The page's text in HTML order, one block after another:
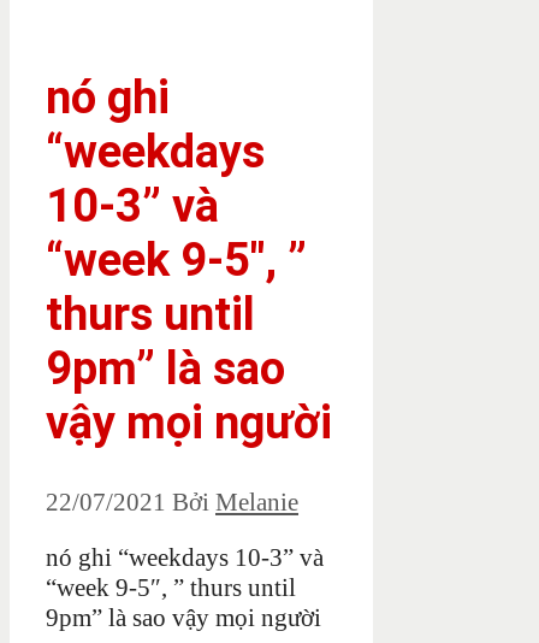
nó ghi
“weekdays
10-3” và
“week 9-5″, ”
thurs until
9pm” là sao
vậy mọi người
22/07/2021 Bởi Melanie
nó ghi “weekdays 10-3” và
“week 9-5″, ” thurs until
9pm” là sao vậy mọi người